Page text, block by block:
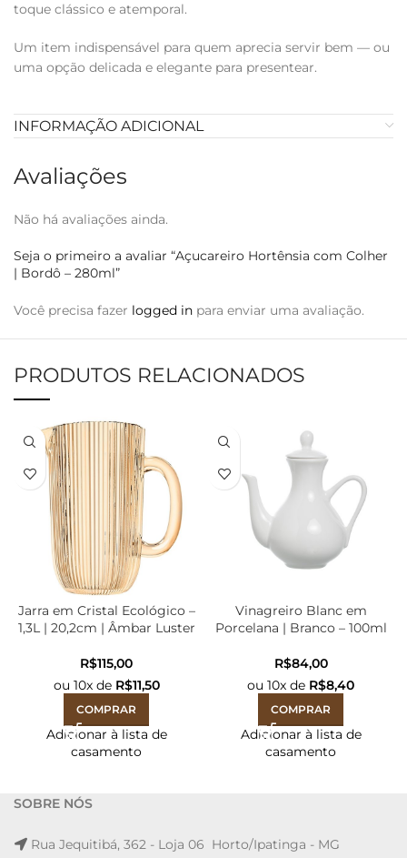
toque clássico e atemporal.
Um item indispensável para quem aprecia servir bem — ou
uma opção delicada e elegante para presentear.
INFORMAÇÃO ADICIONAL
Avaliações
Não há avaliações ainda.
Seja o primeiro a avaliar “Açucareiro Hortênsia com Colher
| Bordô – 280ml”
Você precisa fazer logged in para enviar uma avaliação.
PRODUTOS RELACIONADOS
Jarra em Cristal Ecológico –
1,3L | 20,2cm | Âmbar Luster
R$
ou 10x de R$11,50
COMPRAR
Adicionar à lista de
casamento
Vinagreiro Blanc em
Porcelana | Branco – 100ml
R$
ou 10x de R$8,40
COMPRAR
Adicionar à lista de
casamento
SOBRE NÓS
Rua Jequitibá, 362 - Loja 06 Horto/Ipatinga - MG